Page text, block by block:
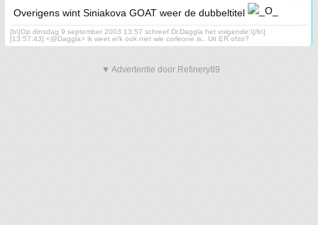
Overigens wint Siniakova GOAT weer de dubbeltitel
[b\]Op dinsdag 9 september 2003 13:57 schreef Dr.Daggla het volgende:\[/b\]
[13:57:43] <@Daggla> ik weet ei'k ook niet wie corleone is.. Uit ER ofzo?
▼ Advertentie door Refinery89